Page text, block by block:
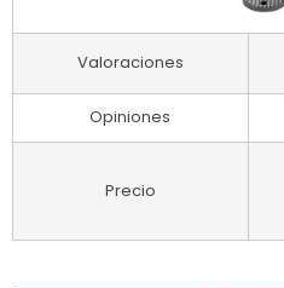
Valoraciones
Opiniones
Precio